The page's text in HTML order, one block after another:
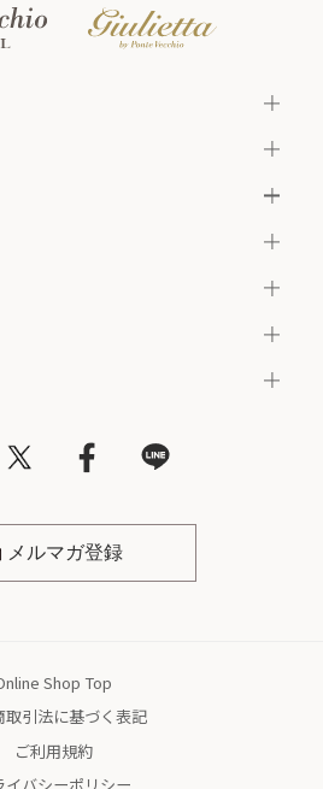
メルマガ登録
Shop Top
取引法に基づく表記
ご利用規約